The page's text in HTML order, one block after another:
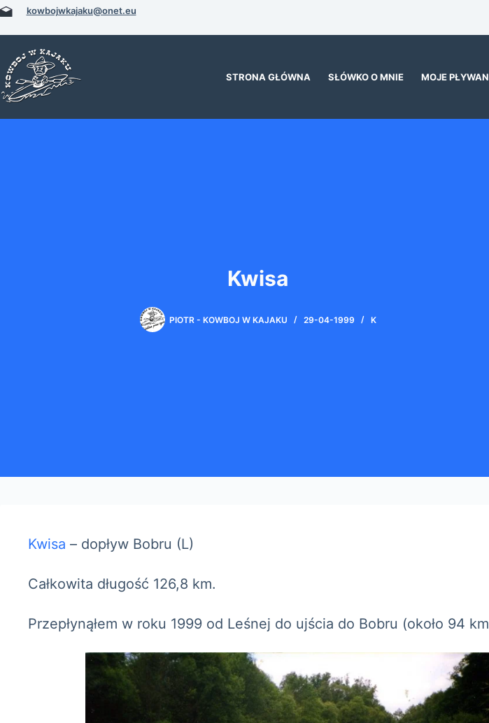
Przejdźkowbojwkajaku@onet.eu
STRONA GŁÓWNA SŁÓWKO O MNIE MOJE
Kwisa
PIOTR - KOWBOJ W KAJAKU 29-04-1999 K
Kwisa – dopływ Bobru (L)
Całkowita długość 126,8 km.
Przepłynąłem w roku 1999 od Leśnej do ujścia do Bobru (około 94